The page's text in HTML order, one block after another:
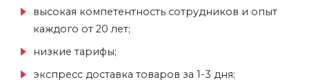
высокая компетентность сотрудников и опыт
каждого от 20 лет;
низкие тарифы;
экспресс доставка товаров за 1-3 дня;